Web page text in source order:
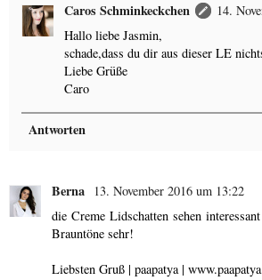
Caros Schminkeckchen
14.
Hallo liebe Jasmin,
schade,dass du dir aus dieser LE
Liebe Grüße
Caro
Antworten
Berna
13. November 2016 um 13:22
die Creme Lidschatten sehen
Brauntöne sehr!
Liebsten Gruß | paapatya |